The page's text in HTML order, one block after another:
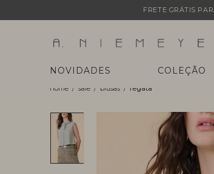
FRETE GRÁTIS
NOVIDADES COLEÇÃO
sale blusas regata